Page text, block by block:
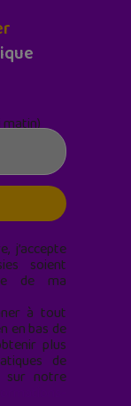
j’accepte
soient
de ma
à tout
en bas de
plus
de
sur notre